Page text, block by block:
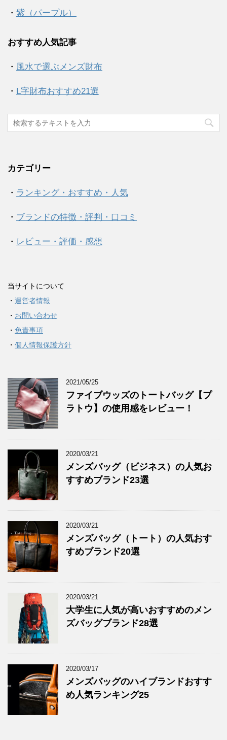
・ 紫（パープル）
おすすめ人気記事
・ 風水で選ぶメンズ財布
・ L字財布おすすめ21選
カテゴリー
・ ランキング・おすすめ・人気
・ ブランドの特徴・評判・口コミ
・ レビュー・評価・感想
当サイトについて
・ 運営者情報
・ お問い合わせ
・ 免責事項
・ 個人情報保護方針
2021/05/25
ファイブウッズのトートバッグ【プ
ラトウ】の使用感をレビュー！
2020/03/21
メンズバッグ（ビジネス）の人気お
すすめブランド23選
2020/03/21
メンズバッグ（トート）の人気おす
すめブランド20選
2020/03/21
大学生に人気が高いおすすめのメン
ズバッグブランド28選
2020/03/17
メンズバッグのハイブランドおすす
め人気ランキング25